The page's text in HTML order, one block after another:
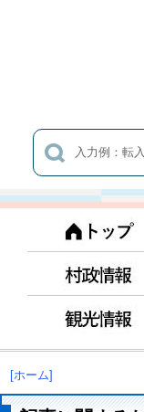
[ホーム]